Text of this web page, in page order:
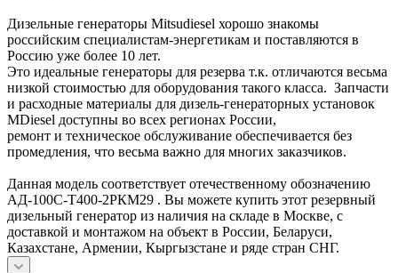
Дизельные генераторы Mitsudiesel хорошо знакомы
российским специалистам-энергетикам и поставляются в
Россию уже более 10 лет.
Это идеальные генераторы для резерва т.к. отличаются весьма
низкой стоимостью для оборудования такого класса. Запчасти
и расходные материалы для дизель-генераторных установок
MDiesel доступны во всех регионах России,
ремонт и техническое обслуживание обеспечивается без
промедления, что весьма важно для многих заказчиков.
Данная модель соответствует отечественному обозначению
АД-100С-Т400-2РКМ29 . Вы можете купить этот резервный
дизельный генератор из наличия на складе в Москве, с
доставкой и монтажом на объект в России, Беларуси,
Казахстане, Армении, Кыргызстане и ряде стран СНГ.